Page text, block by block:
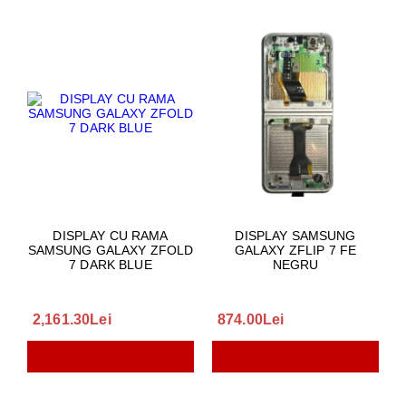
DISPLAY CU RAMA
SAMSUNG GALAXY ZFOLD
7 DARK BLUE
2,161.30Lei
DISPLAY SAMSUNG
GALAXY ZFLIP 7 FE
NEGRU
874.00Lei